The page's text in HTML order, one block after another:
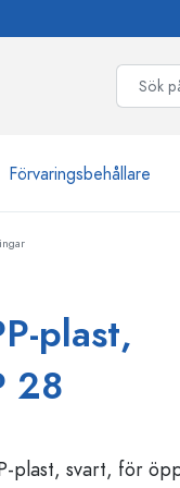
Förvaringsbehållare
plast,
28